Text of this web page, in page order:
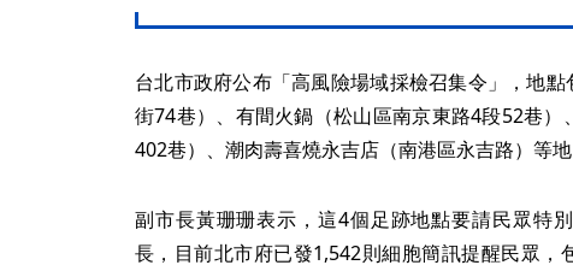
台北市政府公布「高風險場域採檢召集令」，地
街74巷）、有間火鍋（松山區南京東路4段52巷
402巷）、潮肉壽喜燒永吉店（南港區永吉路）等地
副市長黃珊珊表示，這4個足跡地點要請民眾特
長，目前北市府已發1,542則細胞簡訊提醒民眾，